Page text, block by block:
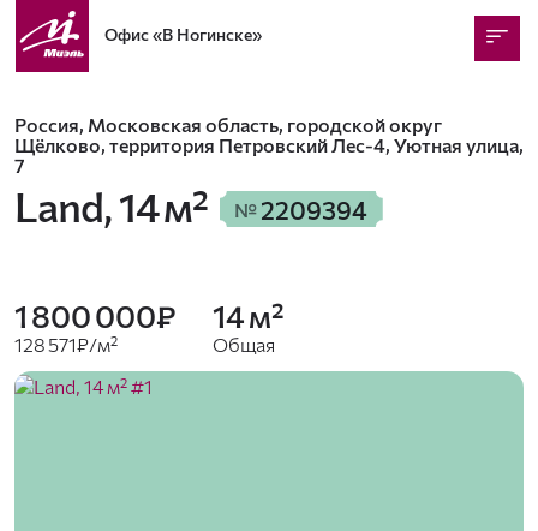
Офис«В Ногинске»
Россия, Московская область, городской округ
Щёлково, территория Петровский Лес-4, Уютная улица,
7
Land,14 м² № 2209394
1 800 000₽
128 571₽/м²
14 м²
Общая